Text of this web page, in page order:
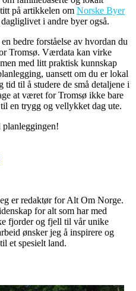
på artikkelen om Norske Byer
i andre byer også.
bedre forståelse av hvordan du
Tromsø. Værdata kan virke
med litt praktisk kunnskap
uansett om du er lokal
tid til å studere de små detaljene i
at været for Tromsø ikke bare
en trygg og vellykket dag ute.
er redaktør for Alt Om Norge.
for alt som har med
fjorder og fjell til vår unike
ønsker jeg å inspirere og
et spesielt land.